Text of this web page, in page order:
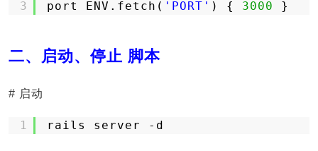
3
port ENV.fetch( 'PORT' ) { 3000 }
二、启动、停止 脚本
# 启动
1 rails server -d